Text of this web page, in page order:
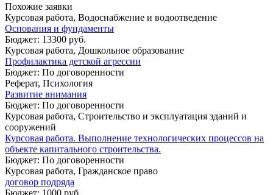
Похожие заявки
Курсовая работа, Водоснабжение и водоотведение
Основания и фундаменты
Бюджет: 13300 руб.
Курсовая работа, Дошкольное образование
Профилактика детской агрессии
Бюджет: По договоренности
Реферат, Психология
Развитие внимания
Бюджет: По договоренности
Курсовая работа, Строительство и эксплуатация зданий и
сооружений
Курсовая работа. Выполнение технологических процессов на
объекте капитального строительства.
Бюджет: По договоренности
Курсовая работа, Гражданское право
договор подряда
Бюджет: 1000 руб.